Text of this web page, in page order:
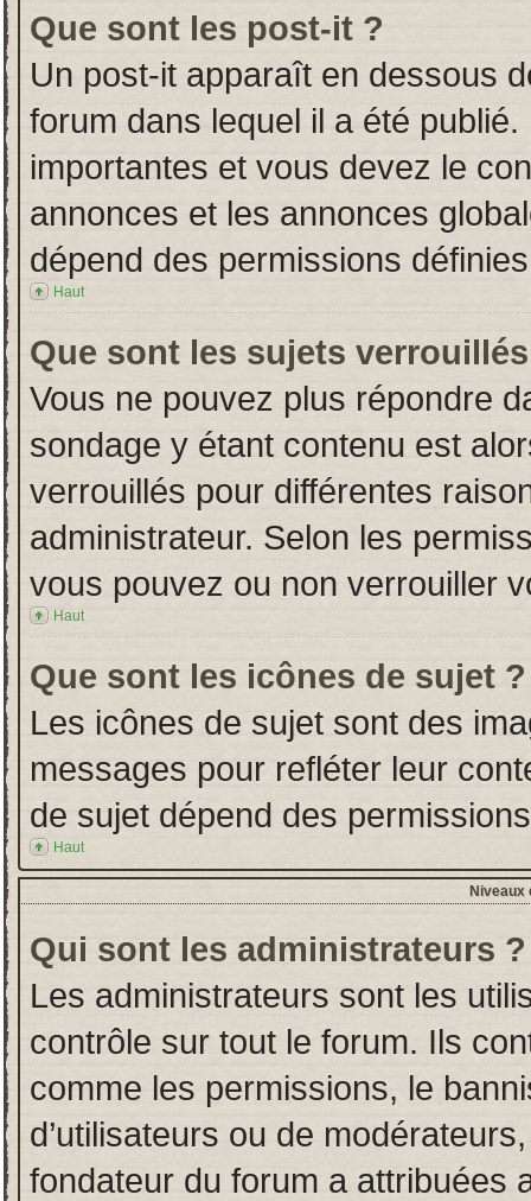
Que sont les post-it ?
Un post-it apparaît en dessous
forum dans lequel il a été
importantes et vous devez le
annonces et les annonces
dépend des permissions
Haut
Que sont les sujets
Vous ne pouvez plus répondre
sondage y étant contenu est
verrouillés pour différentes
administrateur. Selon les
vous pouvez ou non verrouiller
Haut
Que sont les icônes de sujet ?
Les icônes de sujet sont des
messages pour refléter leur
de sujet dépend des
Haut
Niveaux
Qui sont les administrateurs ?
Les administrateurs sont les
contrôle sur tout le forum. Ils
comme les permissions, le
d’utilisateurs ou de
fondateur du forum a attribuées